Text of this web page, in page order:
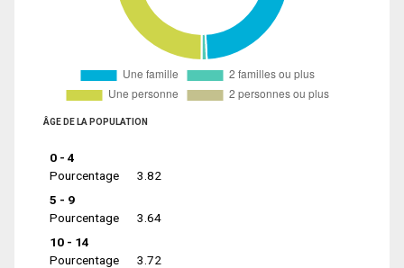
ÂGE DE LA POPULATION
0 - 4
Pourcentage
3.82
5 - 9
Pourcentage
3.64
10 - 14
Pourcentage
3.72